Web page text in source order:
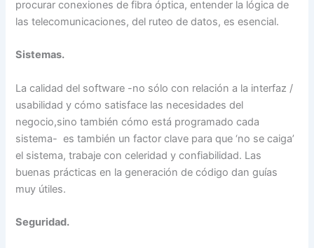
procurar conexiones de fibra óptica, entender la lógica de
las telecomunicaciones, del ruteo de datos, es esencial.
Sistemas.
La calidad del software -no sólo con relación a la interfaz /
usabilidad y cómo satisface las necesidades del
negocio,sino también cómo está programado cada
sistema- es también un factor clave para que ‘no se caiga’
el sistema, trabaje con celeridad y confiabilidad. Las
buenas prácticas en la generación de código dan guías
muy útiles.
Seguridad.